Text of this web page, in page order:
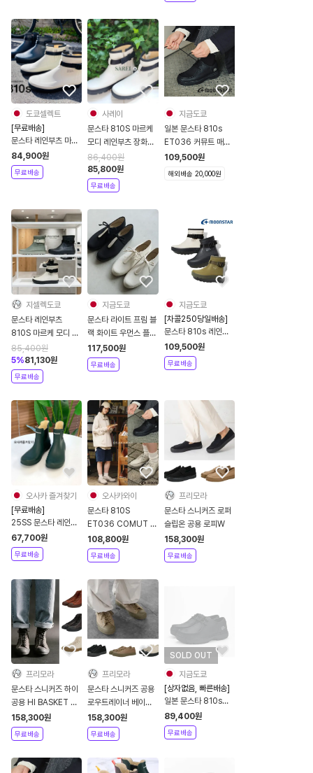
도쿄셀렉트
[무료배송]
문스타 레인부츠 마르
케 모디
84,900원
무료배송
사레이
문스타 810S 마르케
모디 레인부츠 장화
MARKE MODI
ET027
86,400원
85,800원
무료배송
지금도쿄
일본 문스타 810s
ET036 커뮤트 매트
블랙 모카신 가죽 슈즈
109,500원
해외배송 20,000원
지셀렉도쿄
문스타 레인부츠
810S 마르케 모디 장
화 남녀공용 ET027
85,400원
5%81,130원
무료배송
지금도쿄
문스타 라이트 프림 블
랙 화이트 우먼스 플랫
슈즈 54323996
FW24
117,500원
무료배송
지금도쿄
[차콜250당일배송]
문스타 810s 레인부
츠 마르케 모디 장화 3
컬러
109,500원
무료배송
오사카 즐겨찾기
[무료배송]
25SS 문스타 레인부
츠 MS RLS02 장화
4컬러
67,700원
무료배송
오사카와이
문스타 810S
ET036 COMUT 티
롤리안 모카슈즈 남여
공용 로퍼
108,800원
무료배송
프리모라
문스타 스니커즈 로퍼
슬립온 공용 로피W
158,300원
무료배송
프리모라
문스타 스니커즈 하이
공용 HI BASKET 빈
티지
158,300원
무료배송
프리모라
문스타 스니커즈 공용
로우트레이너 베이직
패턴
158,300원
무료배송
SOLD OUT
지금도쿄
[상자없음, 빠른배송]
일본 문스타 810sｔ
ｄ ET036 커뮤트 매
트 블랙 모카신 가죽
슈즈
89,400원
무료배송